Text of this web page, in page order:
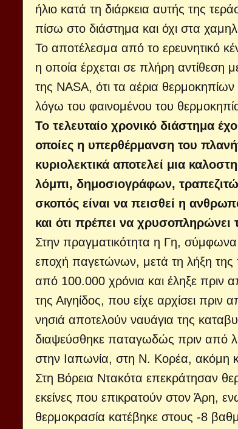
ήλιο κατά τη διάρκεια αυτής της
πίσω στο διάστημα και όχι στα
Το αποτέλεσμα από το ερευνητικό
η οποία έρχεται σε πλήρη αντίθεση
της NASA, ότι τα αέρια θερμοκηπίων
λόγω του φαινομένου του
Το τελευταίο χρονικό διάστημα
οποίες η υπερθέρμανση του
κυριολεκτικά αποτελεί μια
λόμπι, δημοσιογράφων,
σκοπός είναι να πεισθεί η
και ότι πρέπει να
Στην πραγματικότητα η Γη, σύμφωνα
εποχή παγετώνων, μετά τη λήξη
από 100.000 χρόνια και έληξε πριν
της Αιγηίδος, που είχε αρχίσει
νησιά αποτελούν ναυάγια της
διαψεύσθηκε παταγωδώς πριν από
στην Ιαπωνία, στη Ν. Κορέα, ακόμη
Στη Βόρεια Ντακότα επεκράτησαν
εκείνες που επικρατούν στον Άρη,
θερμοκρασία κατέβηκε στους -8